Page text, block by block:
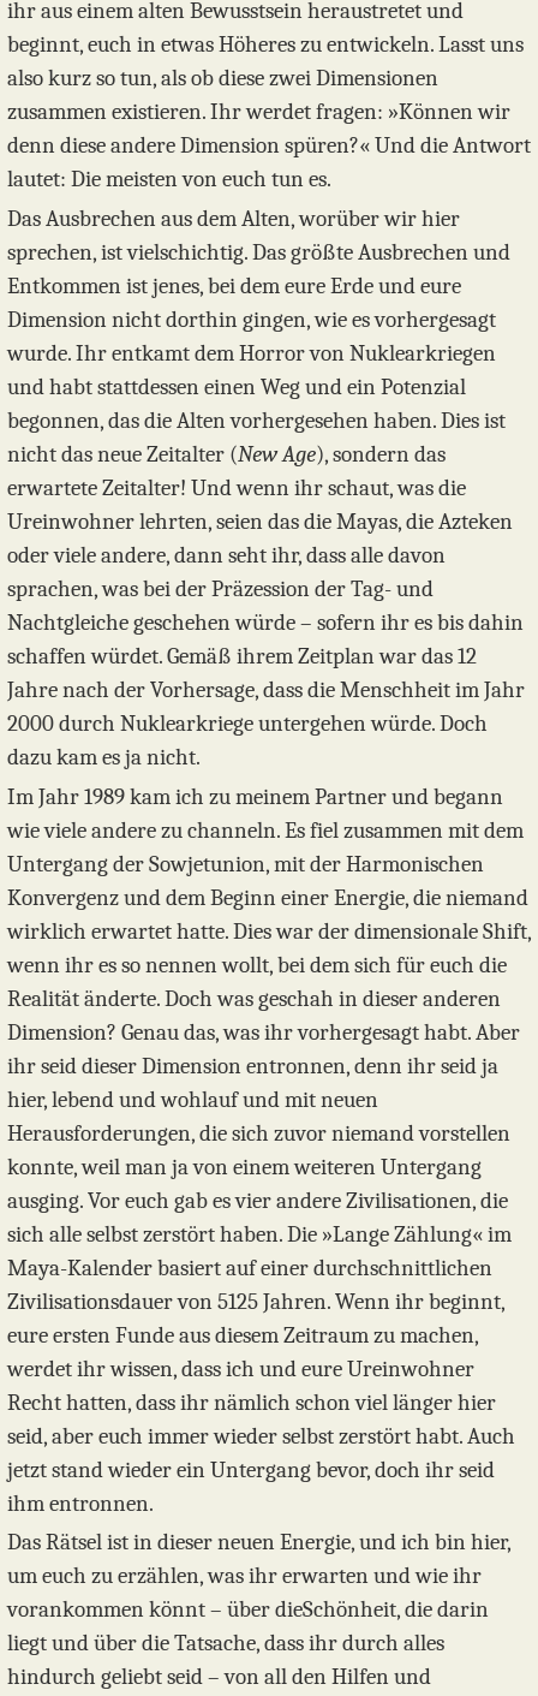
ihr aus einem alten Bewusstsein heraustretet und
beginnt, euch in etwas Höheres zu entwickeln. Lasst uns
also kurz so tun, als ob diese zwei Dimensionen
zusammen existieren. Ihr werdet fragen: »Können wir
denn diese andere Dimension spüren?« Und die Antwort
lautet: Die meisten von euch tun es.
Das Ausbrechen aus dem Alten, worüber wir hier
sprechen, ist vielschichtig. Das größte Ausbrechen und
Entkommen ist jenes, bei dem eure Erde und eure
Dimension nicht dorthin gingen, wie es vorhergesagt
wurde. Ihr entkamt dem Horror von Nuklearkriegen
und habt stattdessen einen Weg und ein Potenzial
begonnen, das die Alten vorhergesehen haben. Dies ist
nicht das neue Zeitalter (New Age), sondern das
erwartete Zeitalter! Und wenn ihr schaut, was die
Ureinwohner lehrten, seien das die Mayas, die Azteken
oder viele andere, dann seht ihr, dass alle davon
sprachen, was bei der Präzession der Tag- und
Nachtgleiche geschehen würde – sofern ihr es bis dahin
schaffen würdet. Gemäß ihrem Zeitplan war das 12
Jahre nach der Vorhersage, dass die Menschheit im Jahr
2000 durch Nuklearkriege untergehen würde. Doch
dazu kam es ja nicht.
Im Jahr 1989 kam ich zu meinem Partner und begann
wie viele andere zu channeln. Es fiel zusammen mit dem
Untergang der Sowjetunion, mit der Harmonischen
Konvergenz und dem Beginn einer Energie, die niemand
wirklich erwartet hatte. Dies war der dimensionale Shift,
wenn ihr es so nennen wollt, bei dem sich für euch die
Realität änderte. Doch was geschah in dieser anderen
Dimension? Genau das, was ihr vorhergesagt habt. Aber
ihr seid dieser Dimension entronnen, denn ihr seid ja
hier, lebend und wohlauf und mit neuen
Herausforderungen, die sich zuvor niemand vorstellen
konnte, weil man ja von einem weiteren Untergang
ausging. Vor euch gab es vier andere Zivilisationen, die
sich alle selbst zerstört haben. Die »Lange Zählung« im
Maya-Kalender basiert auf einer durchschnittlichen
Zivilisationsdauer von 5125 Jahren. Wenn ihr beginnt,
eure ersten Funde aus diesem Zeitraum zu machen,
werdet ihr wissen, dass ich und eure Ureinwohner
Recht hatten, dass ihr nämlich schon viel länger hier
seid, aber euch immer wieder selbst zerstört habt. Auch
jetzt stand wieder ein Untergang bevor, doch ihr seid
ihm entronnen.
Das Rätsel ist in dieser neuen Energie, und ich bin hier,
um euch zu erzählen, was ihr erwarten und wie ihr
vorankommen könnt – über dieSchönheit, die darin
liegt und über die Tatsache, dass ihr durch alles
hindurch geliebt seid – von all den Hilfen und